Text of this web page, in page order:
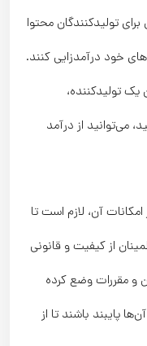
تولیدکنندگان محتوا
خود درآمدزایی کنند.
یک تولیدکننده،
می‌توانید از درآمد
آن، لازم است تا
از کیفیت و قانونی
و مقررات وضع کرده
پایبند باشند تا از